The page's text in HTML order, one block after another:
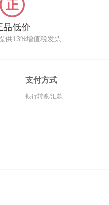
品低价
供13%增值税发票
支付方式
银行转账/汇款